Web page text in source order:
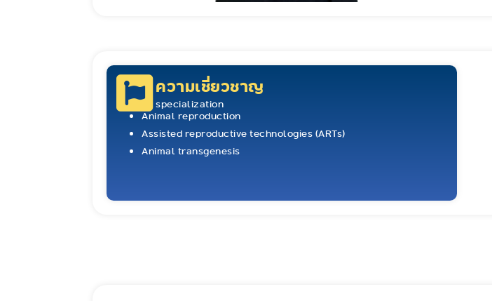
ความเชี่ยวชาญ
specialization
Animal reproduction
Assisted reproductive technologies (ARTs)
Animal transgenesis